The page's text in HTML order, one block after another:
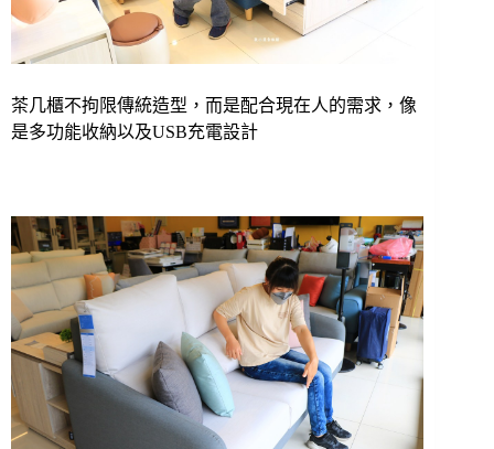
茶几櫃不拘限傳統造型，而是配合現在人的需求，像
是多功能收納以及USB充電設計